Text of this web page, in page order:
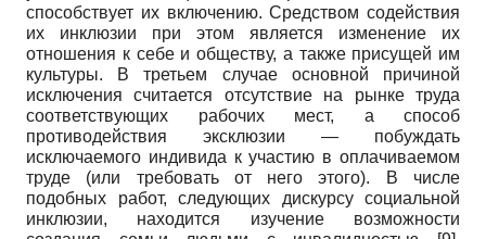
способствует их включению. Средством содействия
их инклюзии при этом является изменение их
отношения к себе и обществу, а также присущей им
культуры. В третьем случае основной причиной
исключения считается отсутствие на рынке труда
соответствующих рабочих мест, а способ
противодействия эксклюзии — побуждать
исключаемого индивида к участию в оплачиваемом
труде (или требовать от него этого). В числе
подобных работ, следующих дискурсу социальной
инклюзии, находится изучение возможности